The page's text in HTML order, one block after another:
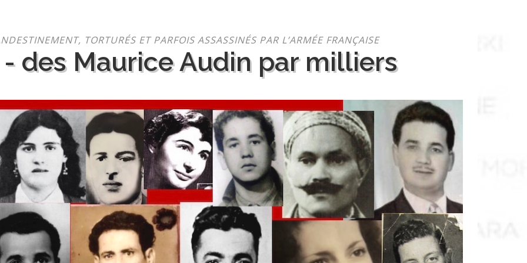
TORTURÉS ET PARFOIS ASSASSINÉS PAR L’ARMÉE FRANÇAISE
des Maurice Audin par milliers